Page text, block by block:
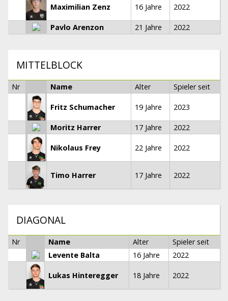
Maximilian Zenz 16 Jahre 2022
Pavlo Arenzon 21 Jahre 2022
MITTELBLOCK
Nr Name Alter Spieler seit
Fritz Schumacher 19 Jahre 2023
Moritz Harrer 17 Jahre 2022
Nikolaus Frey 22 Jahre 2022
Timo Harrer 17 Jahre 2022
DIAGONAL
Nr Name Alter
Spieler seit
Levente Balta
16 Jahre 2022
Lukas Hinteregger 18 Jahre 2022